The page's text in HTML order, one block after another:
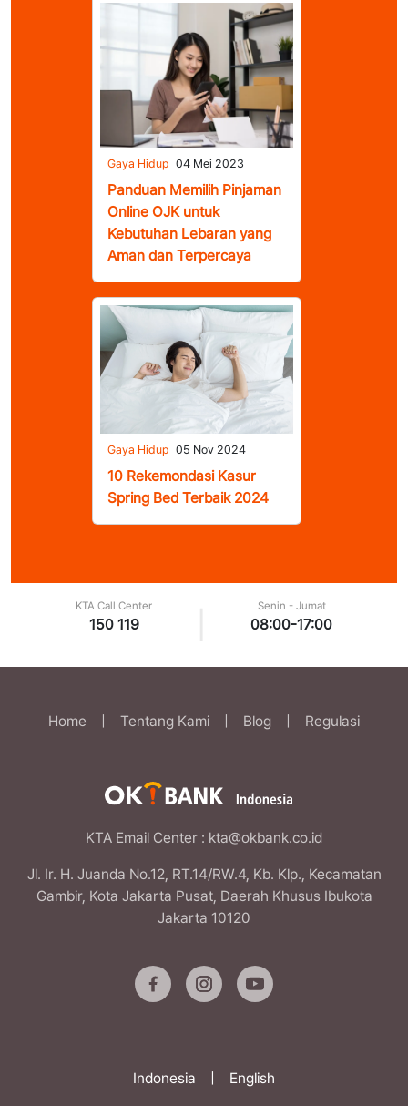
Gaya Hidup 04 Mei 2023
Panduan Memilih Pinjaman
Online OJK untuk
Kebutuhan Lebaran yang
Aman dan Terpercaya
Gaya Hidup 05 Nov 2024
10 Rekemondasi Kasur
Spring Bed Terbaik 2024
KTA Call Center
150 119
Senin - Jumat
08:00-17:00
Home Tentang Kami Blog Regulasi
KTA Email Center : kta@okbank.co.id
Jl. Ir. H. Juanda No.12, RT.14/RW.4, Kb. Klp., Kecamatan
Gambir, Kota Jakarta Pusat, Daerah Khusus Ibukota
Jakarta 10120
Indonesia English